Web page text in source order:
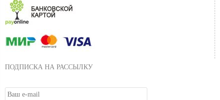
ПОДПИСКА НА РАССЫЛКУ